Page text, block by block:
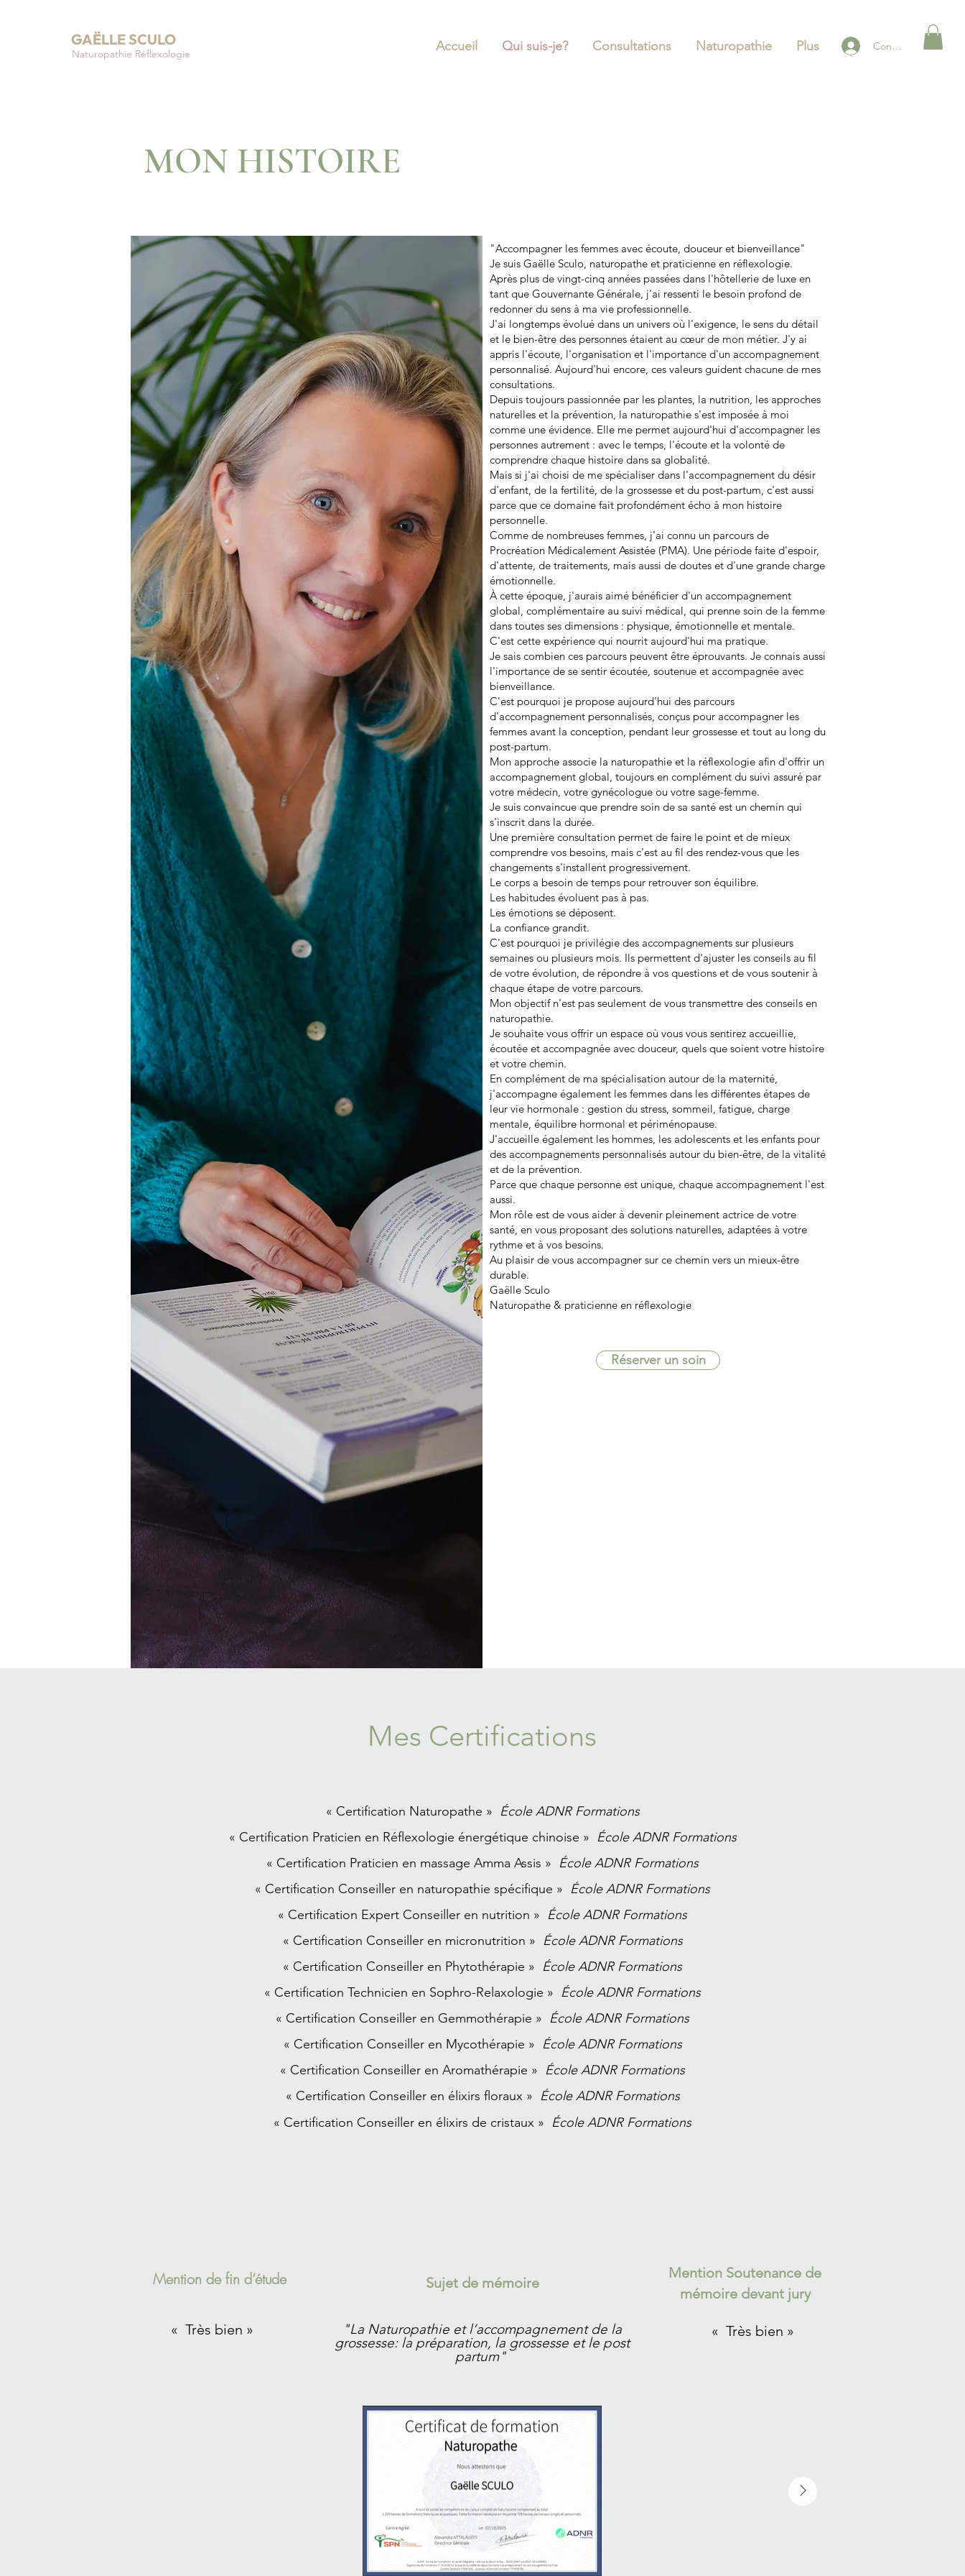
GAËLLE SCULO
Naturopathie Réflexologie Accueil Qui suis-je? Consultations Naturopathie Plus Connexion
MON HISTOIRE
"Accompagner les femmes avec écoute, douceur et bienveillance"
Je suis Gaëlle Sculo, naturopathe et praticienne en réflexologie.
Après plus de vingt-cinq années passées dans l'hôtellerie de luxe en
tant que Gouvernante Générale, j'ai ressenti le besoin profond de
redonner du sens à ma vie professionnelle.
J'ai longtemps évolué dans un univers où l'exigence, le sens du détail
et le bien-être des personnes étaient au cœur de mon métier. J'y ai
appris l'écoute, l'organisation et l'importance d'un accompagnement
personnalisé. Aujourd'hui encore, ces valeurs guident chacune de mes
consultations.
Depuis toujours passionnée par les plantes, la nutrition, les approches
naturelles et la prévention, la naturopathie s'est imposée à moi
comme une évidence. Elle me permet aujourd'hui d'accompagner les
personnes autrement : avec le temps, l'écoute et la volonté de
comprendre chaque histoire dans sa globalité.
Mais si j'ai choisi de me spécialiser dans l'accompagnement du désir
d'enfant, de la fertilité, de la grossesse et du post-partum, c'est aussi
parce que ce domaine fait profondément écho à mon histoire
personnelle.
Comme de nombreuses femmes, j'ai connu un parcours de
Procréation Médicalement Assistée (PMA). Une période faite d'espoir,
d'attente, de traitements, mais aussi de doutes et d'une grande charge
émotionnelle.
À cette époque, j'aurais aimé bénéficier d'un accompagnement
global, complémentaire au suivi médical, qui prenne soin de la femme
dans toutes ses dimensions : physique, émotionnelle et mentale.
C'est cette expérience qui nourrit aujourd'hui ma pratique.
Je sais combien ces parcours peuvent être éprouvants. Je connais aussi
l'importance de se sentir écoutée, soutenue et accompagnée avec
bienveillance.
C'est pourquoi je propose aujourd'hui des parcours
d'accompagnement personnalisés, conçus pour accompagner les
femmes avant la conception, pendant leur grossesse et tout au long du
post-partum.
Mon approche associe la naturopathie et la réflexologie afin d'offrir un
accompagnement global, toujours en complément du suivi assuré par
votre médecin, votre gynécologue ou votre sage-femme.
Je suis convaincue que prendre soin de sa santé est un chemin qui
s'inscrit dans la durée.
Une première consultation permet de faire le point et de mieux
comprendre vos besoins, mais c'est au fil des rendez-vous que les
changements s'installent progressivement.
Le corps a besoin de temps pour retrouver son équilibre.
Les habitudes évoluent pas à pas.
Les émotions se déposent.
La confiance grandit.
C'est pourquoi je privilégie des accompagnements sur plusieurs
semaines ou plusieurs mois. Ils permettent d'ajuster les conseils au fil
de votre évolution, de répondre à vos questions et de vous soutenir à
chaque étape de votre parcours.
Mon objectif n'est pas seulement de vous transmettre des conseils en
naturopathie.
Je souhaite vous offrir un espace où vous vous sentirez accueillie,
écoutée et accompagnée avec douceur, quels que soient votre histoire
et votre chemin.
En complément de ma spécialisation autour de la maternité,
j'accompagne également les femmes dans les différentes étapes de
leur vie hormonale : gestion du stress, sommeil, fatigue, charge
mentale, équilibre hormonal et périménopause.
J'accueille également les hommes, les adolescents et les enfants pour
des accompagnements personnalisés autour du bien-être, de la vitalité
et de la prévention.
Parce que chaque personne est unique, chaque accompagnement l'est
aussi.
Mon rôle est de vous aider à devenir pleinement actrice de votre
santé, en vous proposant des solutions naturelles, adaptées à votre
rythme et à vos besoins.
Au plaisir de vous accompagner sur ce chemin vers un mieux-être
durable.
Gaëlle Sculo
Naturopathe & praticienne en réflexologie
Réserver un soin
Mes Certifications
« Certification Naturopathe » École ADNR Formations
« Certification Praticien en Réflexologie énergétique chinoise » École ADNR Formations
« Certification Praticien en massage Amma Assis » École ADNR Formations
« Certification Conseiller en naturopathie spécifique » École ADNR Formations
« Certification Expert Conseiller en nutrition » École ADNR Formations
« Certification Conseiller en micronutrition » École ADNR Formations
« Certification Conseiller en Phytothérapie » École ADNR Formations
« Certification Technicien en Sophro-Relaxologie » École ADNR Formations
« Certification Conseiller en Gemmothérapie » École ADNR Formations
« Certification Conseiller en Mycothérapie » École ADNR Formations
« Certification Conseiller en Aromathérapie » École ADNR Formations
« Certification Conseiller en élixirs floraux » École ADNR Formations
« Certification Conseiller en élixirs de cristaux » École ADNR Formations
Mention de fin d’étude
« Très bien »
Sujet de mémoire
"La Naturopathie et l’accompagnement de la
grossesse: la préparation, la grossesse et le post
partum"
Mention Soutenance de
mémoire devant jury
« Très bien »